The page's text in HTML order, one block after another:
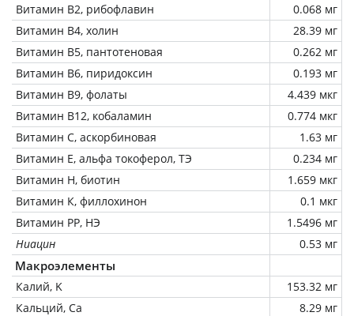
Витамин В2, рибофлавин
0.068 мг
Витамин В4, холин
28.39 мг
Витамин В5, пантотеновая
0.262 мг
Витамин В6, пиридоксин
0.193 мг
Витамин В9, фолаты
4.439 мкг
Витамин В12, кобаламин
0.774 мкг
Витамин C, аскорбиновая
1.63 мг
Витамин Е, альфа токоферол, ТЭ
0.234 мг
Витамин Н, биотин
1.659 мкг
Витамин К, филлохинон
0.1 мкг
Витамин РР, НЭ
1.5496 мг
Ниацин
0.53 мг
Макроэлементы
Калий, K
153.32 мг
Кальций, Ca
8.29 мг